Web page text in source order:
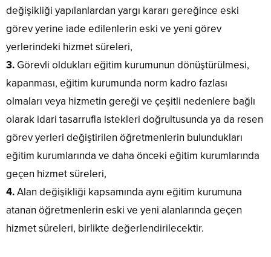
değişikliği yapılanlardan yargı kararı gereğince eski
görev yerine iade edilenlerin eski ve yeni görev
yerlerindeki hizmet süreleri,
3. Görevli oldukları eğitim kurumunun dönüştürülmesi,
kapanması, eğitim kurumunda norm kadro fazlası
olmaları veya hizmetin gereği ve çeşitli nedenlere bağlı
olarak idari tasarrufla istekleri doğrultusunda ya da resen
görev yerleri değiştirilen öğretmenlerin bulundukları
eğitim kurumlarında ve daha önceki eğitim kurumlarında
geçen hizmet süreleri,
4.Alan değişikliği kapsamında aynı eğitim kurumuna
atanan öğretmenlerin eski ve yeni alanlarında geçen
hizmet süreleri, birlikte değerlendirilecektir.